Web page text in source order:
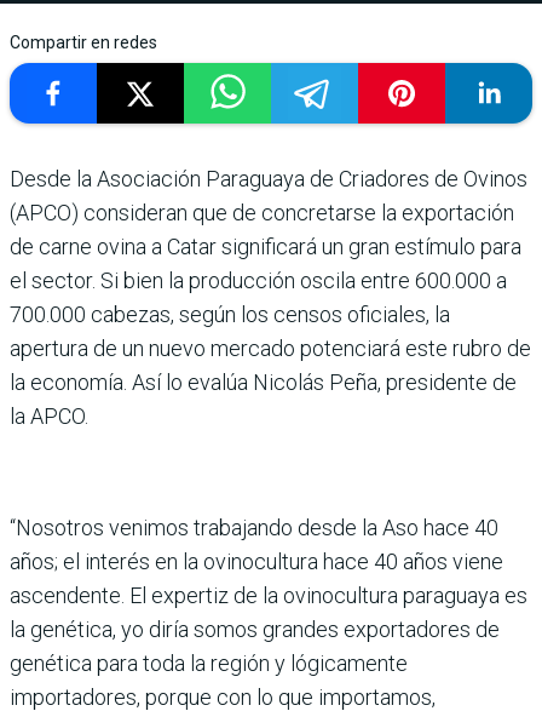
Compartir en redes
Desde la Asociación Paraguaya de Criadores de Ovinos
(APCO) consideran que de concretarse la exportación
de carne ovina a Catar significará un gran estímulo para
el sector. Si bien la producción oscila entre 600.000 a
700.000 cabezas, según los censos oficiales, la
apertura de un nuevo mercado potenciará este rubro de
la economía. Así lo evalúa Nicolás Peña, presidente de
la APCO.
“Nosotros venimos trabajando desde la Aso hace 40
años; el interés en la ovinocultura hace 40 años viene
ascendente. El expertiz de la ovinocultura paraguaya es
la genética, yo diría somos grandes exportadores de
genética para toda la región y lógicamente
importadores, porque con lo que importamos,